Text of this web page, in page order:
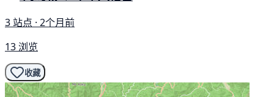
3 站点 · 2个月前
13 浏览
收藏